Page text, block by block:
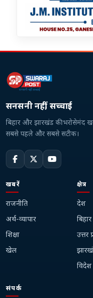
सनसनी नहीं, सच्चाई
बिहार और झारखंड की भरोसेमंद
सबसे पहले और सबसे सटीक।
खबरें
राजनीति
अर्थ-व्यापार
शिक्षा
खेल
क्षेत्र
देश
बिहार
उत्तर
विदेश
संपर्क